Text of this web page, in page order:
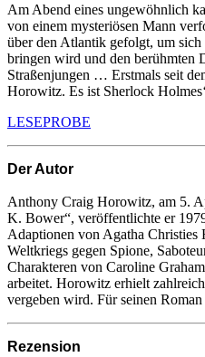
Am Abend eines ungewöhnlich
von einem mysteriösen Mann
über den Atlantik gefolgt, um sich
bringen wird und den berühmten
Straßenjungen … Erstmals seit
Horowitz. Es ist Sherlock
LESEPROBE
Der Autor
Anthony Craig Horowitz, am 5.
K. Bower“, veröffentlichte er
Adaptionen von Agatha Christies
Weltkriegs gegen Spione,
Charakteren von Caroline
arbeitet. Horowitz erhielt
vergeben wird. Für seinen
Rezension